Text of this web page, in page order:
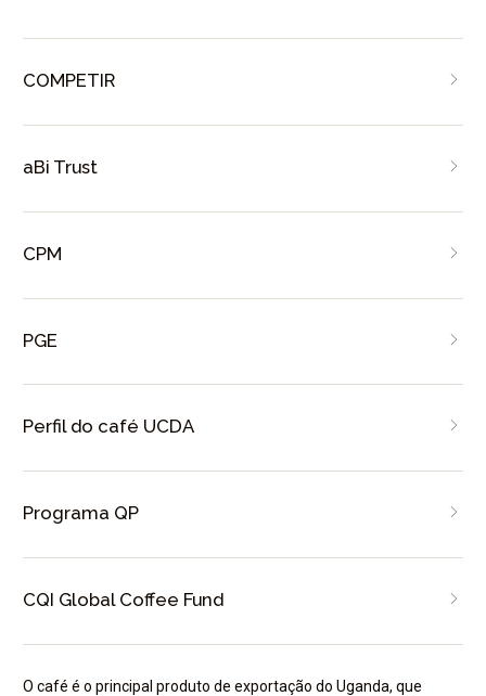
COMPETIR
aBi Trust
CPM
PGE
Perfil do café UCDA
Programa QP
CQI Global Coffee Fund
O café é o principal produto de exportação do Uganda, que